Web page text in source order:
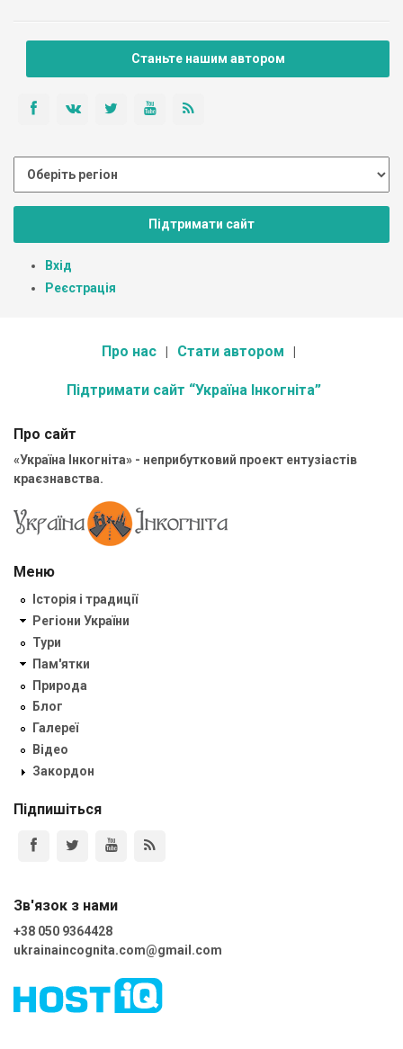
Станьте нашим автором
Підтримати сайт
Вхід
Реєстрація
Про нас Стати автором
Підтримати сайт “Україна Інкогніта”
Про сайт
«Україна Інкогніта» - неприбутковий проект ентузіастів
краєзнавства.
Меню
Історія і традиції
Регіони України
Тури
Пам'ятки
Природа
Блог
Галереї
Відео
Закордон
Підпишіться
Зв'язок з нами
+38 050 9364428
ukrainaincognita.com@gmail.com